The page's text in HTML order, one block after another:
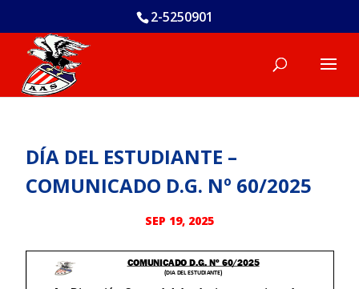
2-5250901
DÍA DEL ESTUDIANTE –
COMUNICADO D.G. Nº 60/2025
SEP 19, 2025